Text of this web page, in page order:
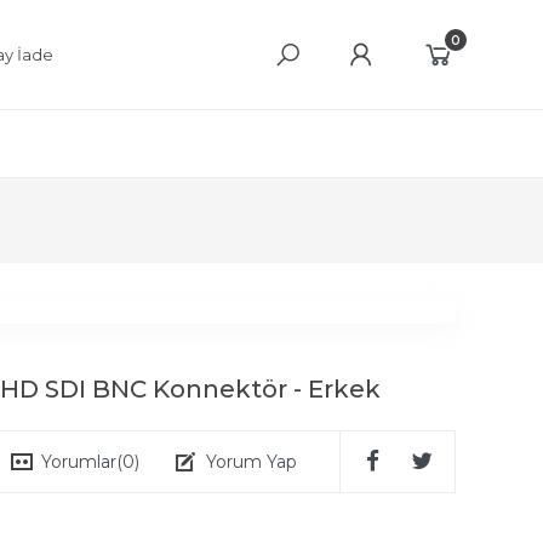
İade
0
SDI BNC Konnektör - Erkek
Yorumlar(0) Yorum Yap